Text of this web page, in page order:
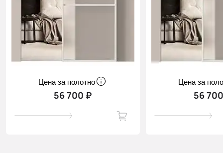
Цена за полотно
56 700 ₽
Цена за
56